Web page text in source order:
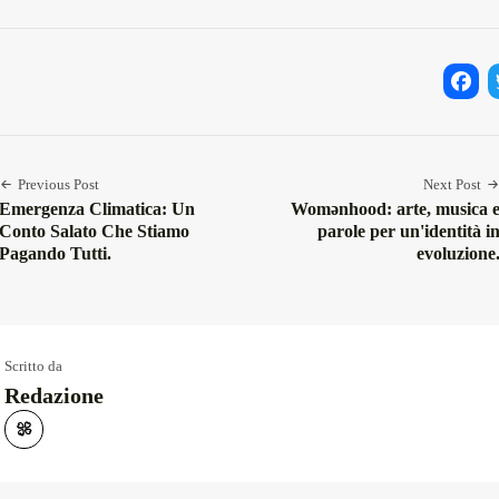
Previous Post
Emergenza Climatica: Un
Conto Salato Che Stiamo
Pagando Tutti.
Next Post
Womənhood: arte, musica e
parole per un'identità in
evoluzione.
Scritto da
Redazione